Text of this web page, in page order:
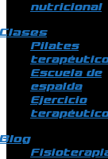
nutricional
Pilates
terapéutico
Escuela de
espalda
Ejercicio
terapéutico